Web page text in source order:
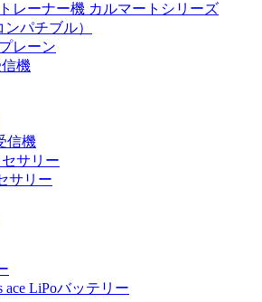
レーナー機 カルマートシリーズ
ンパチブル）
レーン
機
信機
サリー
サリー
ace LiPoバッテリー